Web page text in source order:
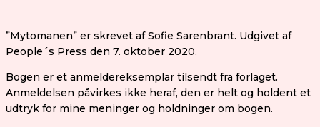
”Mytomanen” er skrevet af Sofie Sarenbrant. Udgivet af
People´s Press den 7. oktober 2020.
Bogen er et anmeldereksemplar tilsendt fra forlaget.
Anmeldelsen påvirkes ikke heraf, den er helt og holdent et
udtryk for mine meninger og holdninger om bogen.